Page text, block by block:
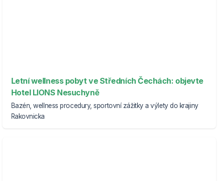
Letní wellness pobyt ve Středních Čechách: objevte
Hotel LIONS Nesuchyně
Bazén, wellness procedury, sportovní zážitky a výlety do krajiny
Rakovnicka